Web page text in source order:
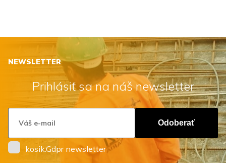
NEWSLETTER
Prihlásiť sa na náš newsletter
Odoberať
kosik.Gdpr newsletter